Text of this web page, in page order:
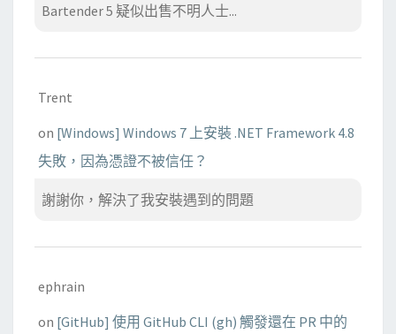
Bartender 5 疑似出售不明人士...
Trent
on [Windows] Windows 7 上安裝 .NET Framework 4.8
失敗，因為憑證不被信任？
謝謝你，解決了我安裝遇到的問題
ephrain
on [GitHub] 使用 GitHub CLI (gh) 觸發還在 PR 中的